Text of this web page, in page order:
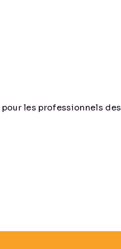
pour les professionnels des